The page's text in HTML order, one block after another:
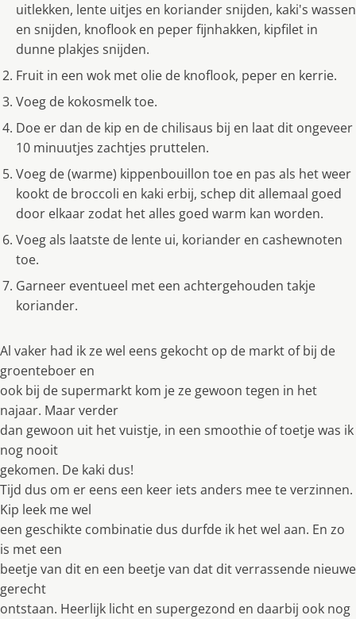
uitlekken, lente uitjes en koriander snijden, kaki's wassen
en snijden, knoflook en peper fijnhakken, kipfilet in
dunne plakjes snijden.
Fruit in een wok met olie de knoflook, peper en kerrie.
Voeg de kokosmelk toe.
Doe er dan de kip en de chilisaus bij en laat dit ongeveer
10 minuutjes zachtjes pruttelen.
Voeg de (warme) kippenbouillon toe en pas als het weer
kookt de broccoli en kaki erbij, schep dit allemaal goed
door elkaar zodat het alles goed warm kan worden.
Voeg als laatste de lente ui, koriander en cashewnoten
toe.
Garneer eventueel met een achtergehouden takje
koriander.
Al vaker had ik ze wel eens gekocht op de markt of bij de
groenteboer en
ook bij de supermarkt kom je ze gewoon tegen in het
najaar. Maar verder
dan gewoon uit het vuistje, in een smoothie of toetje was ik
nog nooit
gekomen. De kaki dus!
Tijd dus om er eens een keer iets anders mee te verzinnen.
Kip leek me wel
een geschikte combinatie dus durfde ik het wel aan. En zo
is met een
beetje van dit en een beetje van dat dit verrassende nieuwe
gerecht
ontstaan. Heerlijk licht en supergezond en daarbij ook nog